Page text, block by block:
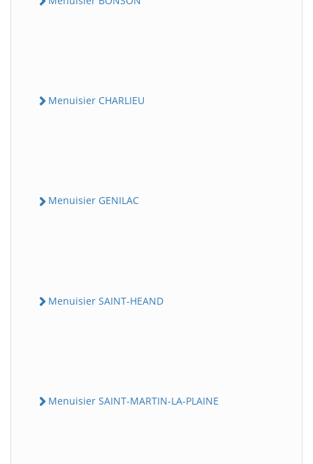
Menuisier CHARLIEU
Menuisier GENILAC
Menuisier SAINT-HEAND
Menuisier SAINT-MARTIN-LA-PLAINE